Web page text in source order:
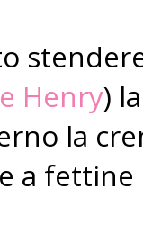
Henry)
la
a